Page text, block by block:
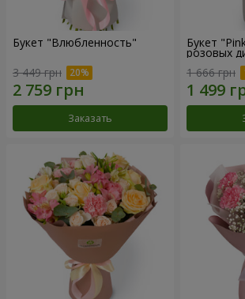
Букет "Влюбленность"
3 449 грн
Заказать
Букет
розовых
1 666 грн